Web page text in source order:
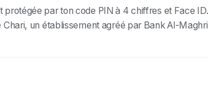
protégée par ton code PIN à 4 chiffres et Face ID.
un établissement agréé par Bank Al-